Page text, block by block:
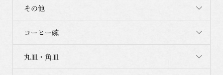
その他
コーヒー碗
丸皿・角皿